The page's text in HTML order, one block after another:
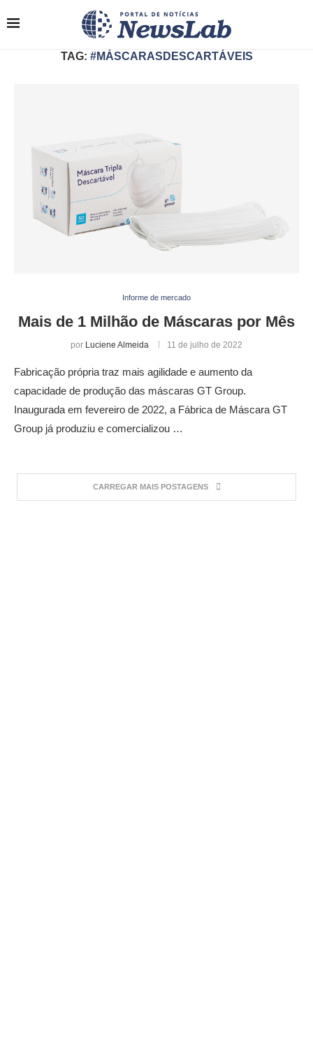
TAG: #MÁSCARASDESCARTÁVEIS
Informe de mercado
Mais de 1 Milhão de Máscaras por Mês
por Luciene Almeida 11 de julho de 2022
Fabricação própria traz mais agilidade e aumento da
capacidade de produção das máscaras GT Group.
Inaugurada em fevereiro de 2022, a Fábrica de Máscara GT
Group já produziu e comercializou …
CARREGAR MAIS POSTAGENS